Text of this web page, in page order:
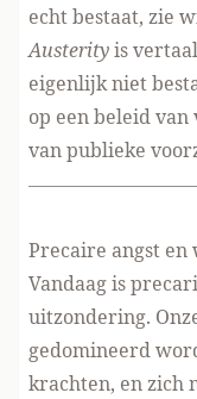
echt bestaat, zie
Austerityis
eigenlijk niet
op een beleid
van publieke
Precaire angst en
Vandaag is
uitzondering.
gedomineerd
krachten, en zich